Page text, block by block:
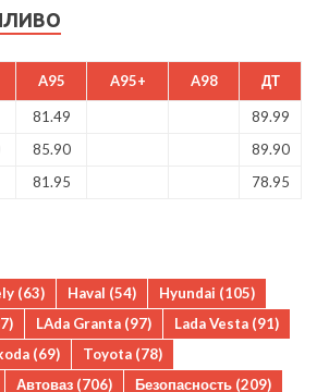
A95 A95+ A98 ДТ
81.49
89.99
85.90
89.90
81.95 78.95
(63) Haval (54) Hyundai (105)
LAda Granta (97) Lada Vesta (91)
(69) Toyota (78)
Автоваз (706) Безопасность (209)